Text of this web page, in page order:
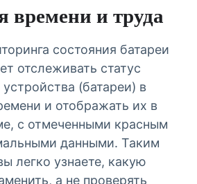
времени и труда
состояния батареи
отслеживать статус
устройства (батареи) в
и отображать их в
с отмеченными красным
данными. Таким
легко узнаете, какую
а не проверять